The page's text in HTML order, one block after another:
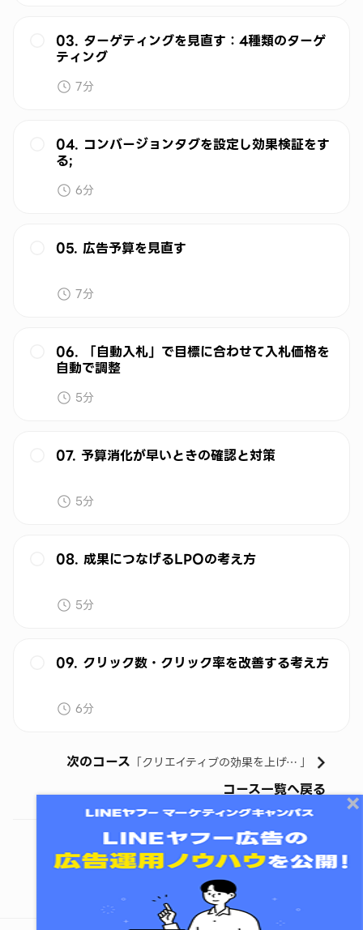
03. ターゲティングを見直す：4種類のターゲ
ティング
7分
04. コンバージョンタグを設定し効果検証をす
る;
6分
05. 広告予算を見直す
7分
06. 「自動入札」で目標に合わせて入札価格を
自動で調整
5分
07. 予算消化が早いときの確認と対策
5分
08. 成果につなげるLPOの考え方
5分
09. クリック数・クリック率を改善する考え方
6分
コース一覧へ戻る
次のコース 「 クリエイティブの効果を上げるコツ」
コースをシェアする